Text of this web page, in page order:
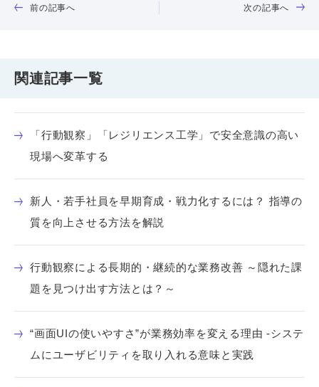
前の記事へ 次の記事へ
関連記事一覧
「行動観察」「レジリエンス工学」で安全意識の高い
現場へ変革する
新人・若手社員を早期育成・戦力化するには？ 指導の
質を向上させる方法を解説
行動観察による長期的・継続的な業務改善 ～隠れた課
題を見つけ出す方法とは？～
“画面UIの使いやすさ”が業務効率を変える理由 -システ
ムにユーザビリティを取り入れる意味と実践